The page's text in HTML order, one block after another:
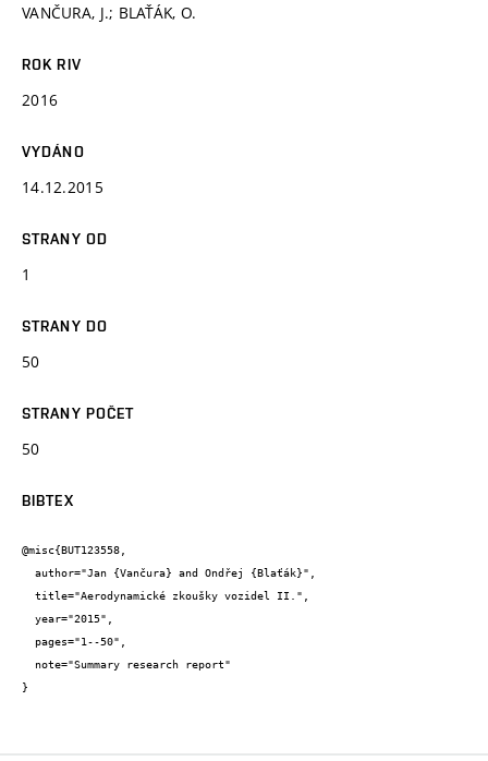
VANČURA, J.; BLAŤÁK, O.
ROK RIV
2016
VYDÁNO
14.12.2015
STRANY OD
1
STRANY DO
50
STRANY POČET
50
BIBTEX
@misc{BUT123558,
}